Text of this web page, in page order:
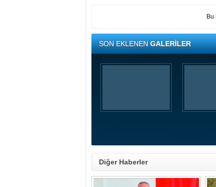
Bu
SON EKLENENGALERİLER
Diğer Haberler